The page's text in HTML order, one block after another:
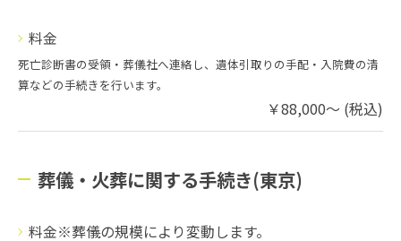
料金
死亡診断書の受領・葬儀社へ連絡し、遺体引取りの手配・入院費の清
算などの手続きを行います。
￥88,000～ (税込)
葬儀・火葬に関する手続き(東京)
料金※葬儀の規模により変動します。